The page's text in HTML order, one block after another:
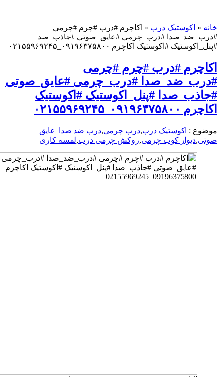
اکوستیک درب» اکاچرم #درب #چرم #چرمی
#درب_چرمی #عایق_صوتی #جاذب_صدا
#اکوستیک اکاچرم ۰۹۱۹۶۳۷۵۸۰۰_۰۲۱۵۵۹۶۹۲۴۵
#درب #چرم #چرمی
#درب_چرمی #عایق_صوتی
#پنل_اکوستیک #اکوستیک
:اکوستیک درب,درب چرمی, درب ضد صدا |عایق
دیوار کوب چرمی, روکش چرمی درب,لمسه کاری